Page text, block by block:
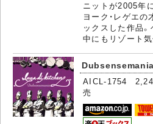
ニットが2005年
ヨーク・レゲエの
ックスした作品
中にもリゾート
AICL-1754
売